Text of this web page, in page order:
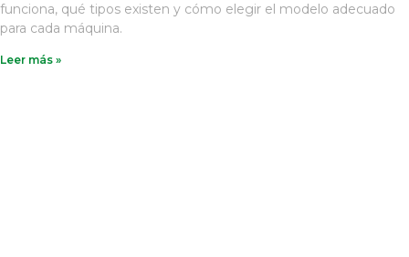
funciona, qué tipos existen y cómo elegir el modelo adecuado
para cada máquina.
Leer más »